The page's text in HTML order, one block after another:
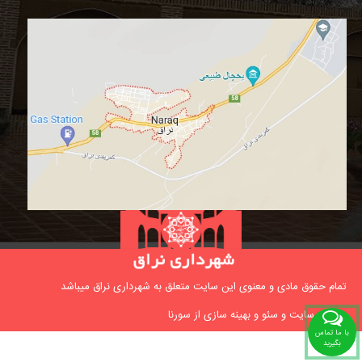
با ما تماس
بگیرید
تمام حقوق مادی و معنوی این سایت متعلق به شهرداری نراق میباشد
طراحی سایت و سئو و بهینه سازی از سورنا